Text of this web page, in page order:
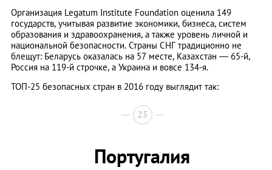
Организация Legatum Institute Foundation оценила 149
государств, учитывая развитие экономики, бизнеса, систем
образования и здравоохранения, а также уровень личной и
национальной безопасности. Страны СНГ традиционно не
блещут: Беларусь оказалась на 57 месте, Казахстан — 65-й,
Россия на 119-й строчке, а Украина и вовсе 134-я.
ТОП-25 безопасных стран в 2016 году выглядит так:
25
Португалия